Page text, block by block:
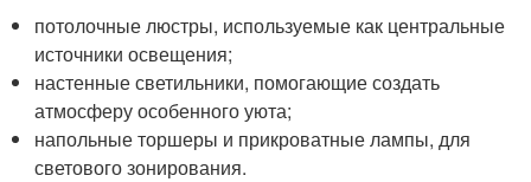
потолочные люстры, используемые как центральные
источники освещения;
настенные светильники, помогающие создать
атмосферу особенного уюта;
напольные торшеры и прикроватные лампы, для
светового зонирования.